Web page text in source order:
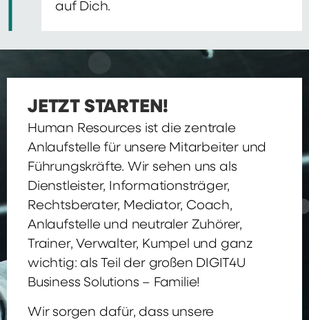
auf Dich.
JETZT STARTEN!
Human Resources ist die zentrale
Anlaufstelle für unsere Mitarbeiter und
Führungskräfte. Wir sehen uns als
Dienstleister, Informationsträger,
Rechtsberater, Mediator, Coach,
Anlaufstelle und neutraler Zuhörer,
Trainer, Verwalter, Kumpel und ganz
wichtig: als Teil der großen DIGIT4U
Business Solutions – Familie!
Wir sorgen dafür, dass unsere